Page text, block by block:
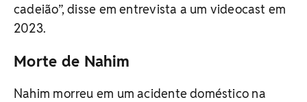
cadeião”, disse em entrevista a um videocast em
2023.
Morte de Nahim
Nahim morreu em um acidente doméstico na